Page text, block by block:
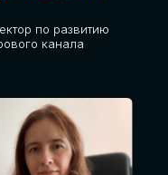
по развитию
канала